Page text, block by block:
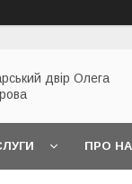
двір Олега
ПРО